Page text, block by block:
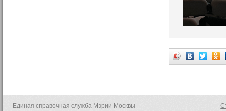
Единая справочная служба Мэрии Москвы